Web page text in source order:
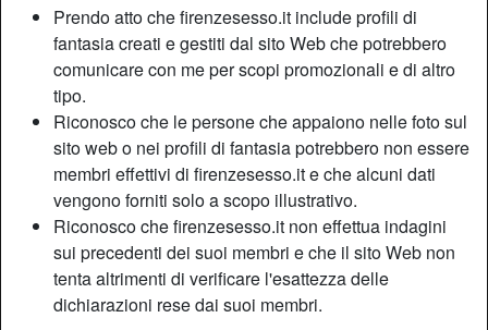
Prendo atto che firenzesesso.it include profili di
fantasia creati e gestiti dal sito Web che potrebbero
comunicare con me per scopi promozionali e di altro
tipo.
Riconosco che le persone che appaiono nelle foto sul
sito web o nei profili di fantasia potrebbero non essere
membri effettivi di firenzesesso.it e che alcuni dati
vengono forniti solo a scopo illustrativo.
Riconosco che firenzesesso.it non effettua indagini
sui precedenti dei suoi membri e che il sito Web non
tenta altrimenti di verificare l'esattezza delle
dichiarazioni rese dai suoi membri.
Relazione:
Relazione
Colore dei capelli:
Castana
Depilata:
Depilata
Fumatrice:
Descrizione
Quello che posso garantirti è che sono una donna esperta
e che non lascia mai nulla al caso. Una persona come me
difficilmente potrai trovarla altrove in quanto ho voglia di
farti godere e farti sperimentare tutte quelle cose che
altrimenti non proveresti.